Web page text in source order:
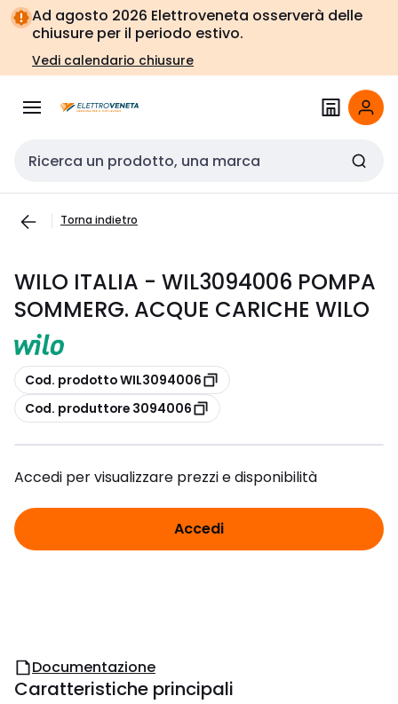
Vai alla
navigazione
Vai
alla
pagina
Ad agosto 2026 Elettroveneta osserverà delle
chiusure per il periodo estivo.
Vedi calendario chiusure
Cerca input
Torna indietro
WILO ITALIA - WIL3094006 POMPA
SOMMERG. ACQUE CARICHE WILO
copia
Cod. prodotto WIL3094006
copia
Cod. produttore 3094006
Accedi per visualizzare prezzi e disponibilità
Accedi
Documentazione
Caratteristiche principali